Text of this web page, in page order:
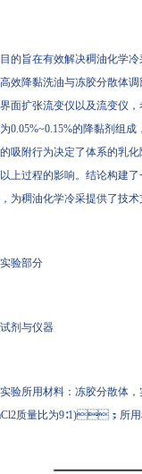
目的旨在有效解决稠油化学冷
效降黏洗油与冻胶分散体调
面扩张流变仪以及流变仪
0.05%~0.15%的降黏剂组成
吸附行为决定了体系的乳化
上过程的影响。结论构
，为稠油化学冷采提供了技术支
实验部分
试剂与仪器
实验所用材料：冻胶分散体
质量比为9∶1)；所用稠